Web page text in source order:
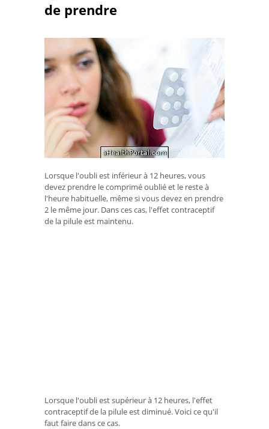
de prendre
Lorsque l'oubli est inférieur à 12 heures, vous
devez prendre le comprimé oublié et le reste à
l'heure habituelle, même si vous devez en prendre
2 le même jour. Dans ces cas, l'effet contraceptif
de la pilule est maintenu.
Lorsque l'oubli est supérieur à 12 heures, l'effet
contraceptif de la pilule est diminué. Voici ce qu'il
faut faire dans ce cas.